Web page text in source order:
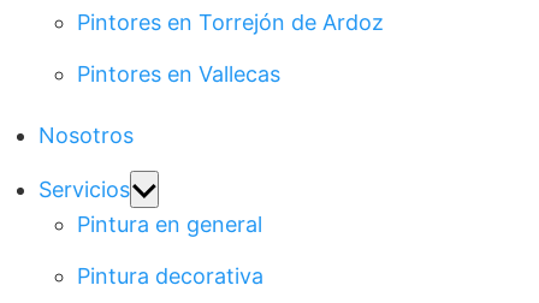
Pintores en Torrejón de Ardoz
Pintores en Vallecas
Nosotros
ServiciosShow
sub
Pintura en general
Pintura decorativa